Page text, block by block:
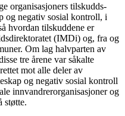
organisasjoners tilskudds-
og negativ sosial kontroll, i
hvordan tilskuddene er
(IMDi) og, fra og
Om lag halvparten av
tre årene var såkalte
mot alle deler av
og negativ sosial kontroll
innvandrerorganisasjoner og
støtte.